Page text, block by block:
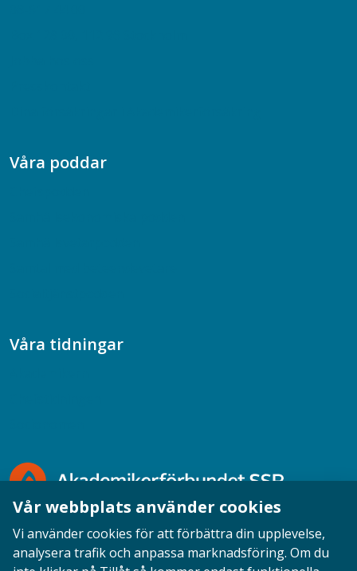
Våra poddar
Våra tidningar
Vår webbplats använder cookies
Vi använder cookies för att förbättra din upplevelse,
analysera trafik och anpassa marknadsföring. Om du